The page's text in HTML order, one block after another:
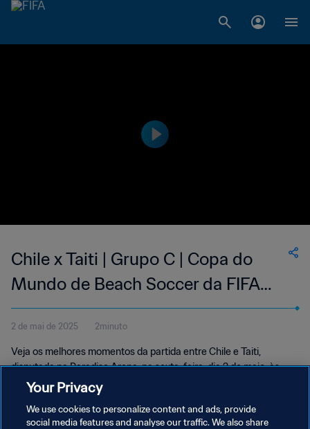
Chile x Taiti | Grupo C | Copa do
Mundo de Beach Soccer da FIFA
Seicheles 2025™ | Melhores
Momentos
2 de mai de 2025 2minuto
Veja os melhores momentos da partida entre Chile e Taiti,
disputada na Paradise Arena, na sexta-feira, dia 2 de maio, às
16h30 (horário local).
Your Privacy
We use cookies to personalize content and ads, provide
social media features and analyse our traffic. We also share